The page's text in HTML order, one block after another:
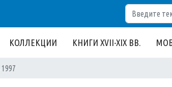
КОЛЛЕКЦИИ КНИГИ XVII-XIX ВВ.